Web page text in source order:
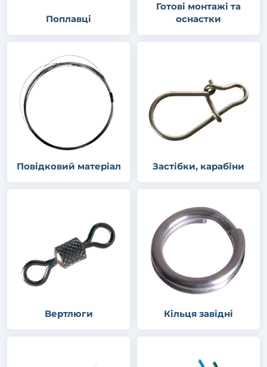
Поплавці
Готові монтажі та
оснастки
Повідковий матеріал Застібки, карабіни
Вертлюги Кільця завідні